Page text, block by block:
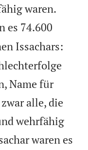
waren.
es 74.600
Issachars:
Name für
alle, die
wehrfähig
waren es